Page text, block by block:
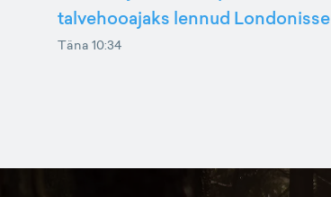
talvehooajaks lennud Londonisse
Täna 10:34